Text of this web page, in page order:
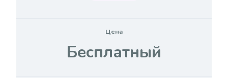
Цена
Бесплатный